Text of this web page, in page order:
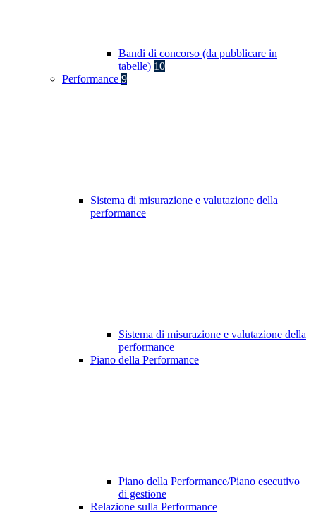
Bandi di concorso (da pubblicare in
tabelle) 10
Performance 9
Sistema di misurazione e valutazione della
performance
Sistema di misurazione e valutazione della
performance
Piano della Performance
Piano della Performance/Piano esecutivo
di gestione
Relazione sulla Performance